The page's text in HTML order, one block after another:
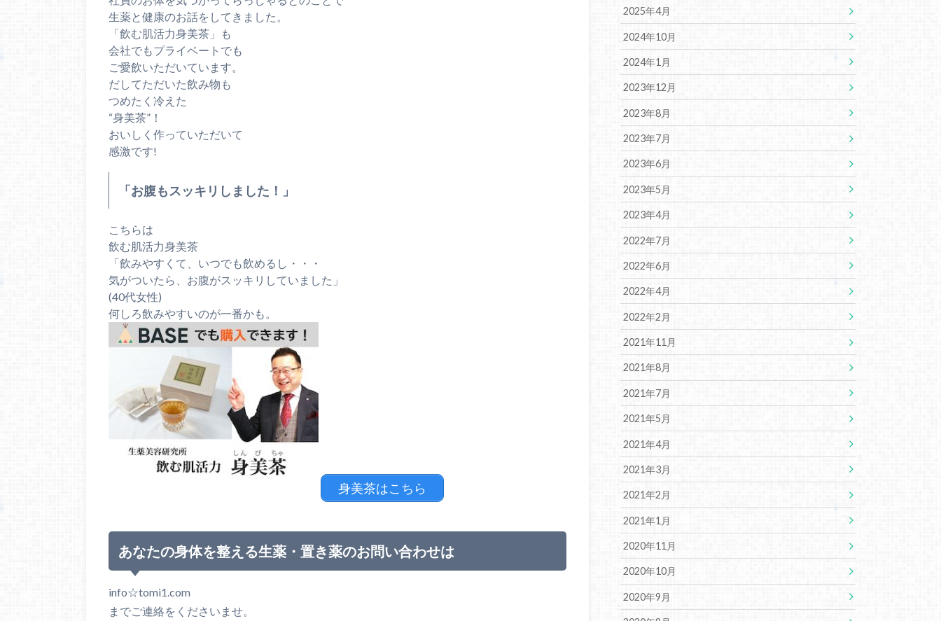
生薬と健康のお話をしてきました。
「飲む肌活力身美茶」も
会社でもプライベートでも
ご愛飲いただいています。
だしてただいた飲み物も
つめたく冷えた
“身美茶”！
おいしく作っていただいて
感激です!
「お腹もスッキリしました！」
こちらは
飲む肌活力身美茶
「飲みやすくて、いつでも飲めるし・・・
気がついたら、お腹がスッキリしていました」
(40代女性)
何しろ飲みやすいのが一番かも。
身美茶はこちら
あなたの身体を整える生薬・置き薬のお問い合わせは
info☆tomi1.com
までご連絡をくださいませ。
2025年4月
2024年10月
2024年1月
2023年12月
2023年8月
2023年7月
2023年6月
2023年5月
2023年4月
2022年7月
2022年6月
2022年4月
2022年2月
2021年11月
2021年8月
2021年7月
2021年5月
2021年4月
2021年3月
2021年2月
2021年1月
2020年11月
2020年10月
2020年9月